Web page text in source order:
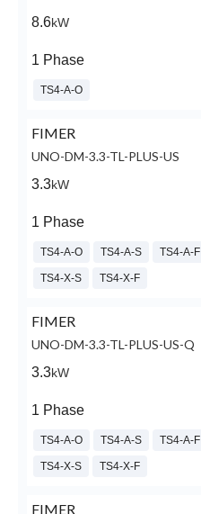
8.6kW
1 Phase
TS4-A-O
FIMER
UNO-DM-3.3-TL-PLUS-US
3.3kW
1 Phase
TS4-A-O TS4-A-S TS4-A-F
TS4-X-S TS4-X-F
FIMER
UNO-DM-3.3-TL-PLUS-US-Q
3.3kW
1 Phase
TS4-A-O TS4-A-S TS4-A-F
TS4-X-S TS4-X-F
FIMER